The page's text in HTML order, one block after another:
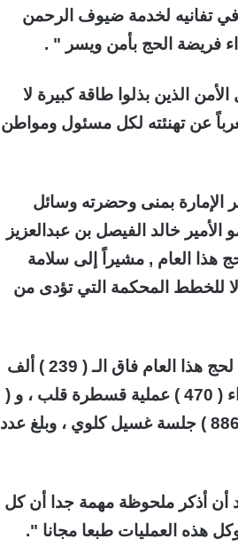
تفانيه لخدمة ضيوف الرحمن
فريضة الحج بأمن ويسر " .
الذين بذلوا طاقة كبيرة لا
عن تهنئته لكل مسئول ومواطن
الإمارة بمنى وحضرته وسائل
الأمير خالد الفيصل بن عبدالعزيز
هذا العام , مشيراً إلى سلامة
للخطط المحكمة التي تؤدى من
وأبان سمو الأمير خالد الفيصل أن عدد العاملين في الميادين لحج هذا العام فاق الـ ( 239 ) ألف
شخص ، حيث تم تقديم خدمات إنسانية للحجاج تضمنت إجراء ( 470 ) عملية قسطرة قلب ، و (
20 ) عملية قلب مفتوح، بينما أجري في مكة المكرمة نحو ( 886 ) جلسة غسيل كلوي ، وبلغ عدد
أن أذكر ملحوظة مهمة جدا أن كل
هذه العمليات طبعا مجانا ".